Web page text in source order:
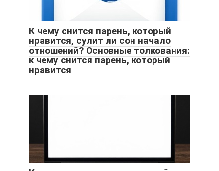
К чему снится парень, который
нравится, сулит ли сон начало
отношений? Основные толкования:
к чему снится парень, который
нравится